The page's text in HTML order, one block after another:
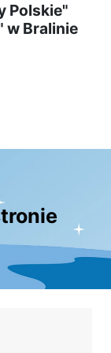
Polskie"
w Bralinie
się w nowym